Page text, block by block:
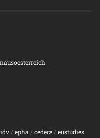
/ epha / cedece/ eustudies